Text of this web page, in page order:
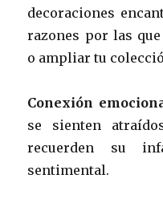
decoraciones
razones por las
o ampliar tu
Conexión
se sienten
recuerden su
sentimental.